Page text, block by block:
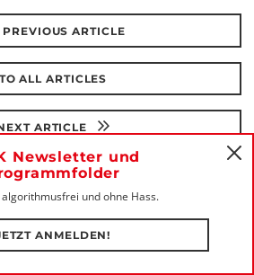
PREVIOUS ARTICLE
TO ALL ARTICLES
ARTICLE
Newsletter und
und ohne Hass.
ANMELDEN!